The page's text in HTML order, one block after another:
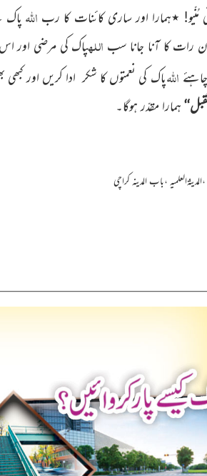
٭ہمارا اور ساری کائنات کا رب اللہ پاک
دن رات کا آنا جانا سب اللہپاک کی مرضی اور
اللہپاک کی نعمتوں کا شکر ادا کریں اور
ہمارا مقدّر ہوگا۔
،باب المدینہ کراچی